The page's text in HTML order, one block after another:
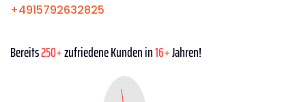
+4915792632825
Bereits250+zufriedene Kunden in16+Jahren!